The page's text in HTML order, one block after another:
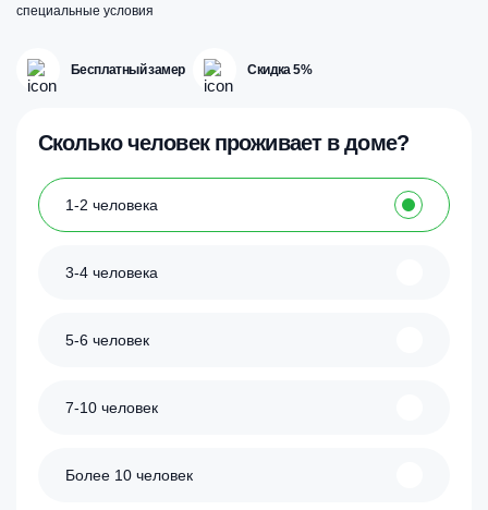
специальные условия
Бесплатный замер Скидка 5%
Сколько человек проживает в доме?
1-2 человека
3-4 человека
5-6 человек
7-10 человек
Более 10 человек